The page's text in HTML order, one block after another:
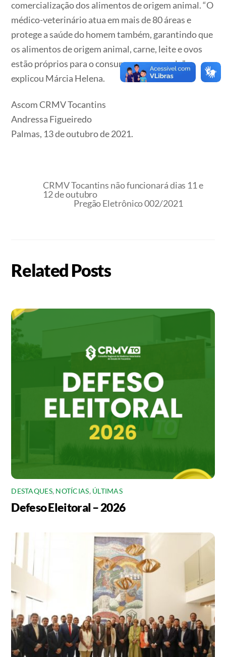
comercialização dos alimentos de origem animal. “O
médico-veterinário atua em mais de 80 áreas e
protege a saúde do homem também, garantindo que
os alimentos de origem animal, carne, leite e ovos
estão próprios para o consumo, por exemplo”,
explicou Márcia Helena.
Ascom CRMV Tocantins
Andressa Figueiredo
Palmas, 13 de outubro de 2021.
CRMV Tocantins não funcionará dias 11 e
12 de outubro
Pregão Eletrônico 002/2021
Related Posts
DESTAQUES, NOTÍCIAS, ÚLTIMAS
Defeso Eleitoral – 2026